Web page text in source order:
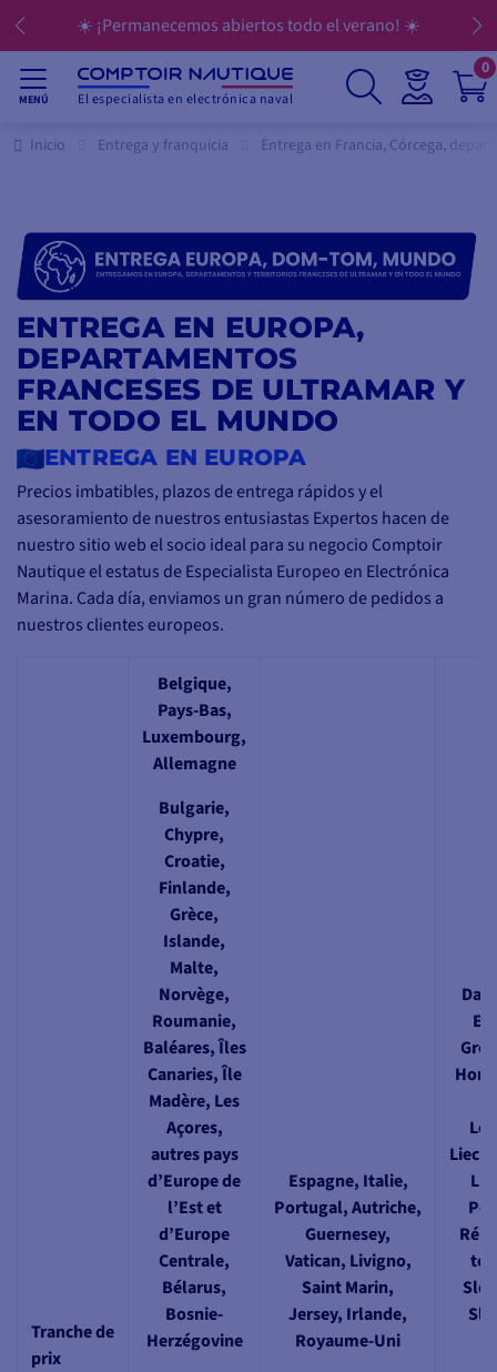
☀️ ¡Permanecemos abiertos todo el verano! ☀️
MENÚ El especialista en electrónica naval
0
Inicio Entrega y franquicia Entrega en Francia, Córcega,
ENTREGA EN EUROPA,
DEPARTAMENTOS
FRANCESES DE ULTRAMAR Y
EN TODO EL MUNDO
ENTREGA EN EUROPA
Precios imbatibles, plazos de entrega rápidos y el
asesoramiento de nuestros entusiastas Expertos hacen de
nuestro sitio web el socio ideal para su negocio Comptoir
Nautique el estatus de Especialista Europeo en Electrónica
Marina. Cada día, enviamos un gran número de pedidos a
nuestros clientes europeos.
Tranche de
prix
Belgique,
Pays-Bas,
Luxembourg,
Allemagne
Bulgarie,
Chypre,
Croatie,
Finlande,
Grèce,
Islande,
Malte,
Norvège,
Roumanie,
Baléares, Îles
Canaries, Île
Madère, Les
Açores,
autres pays
d’Europe de
l’Est et
d’Europe
Centrale,
Bélarus,
Bosnie-
Herzégovine
Espagne, Italie,
Portugal, Autriche,
Guernesey,
Vatican, Livigno,
Saint Marin,
Jersey, Irlande,
Royaume-Uni